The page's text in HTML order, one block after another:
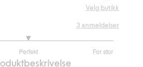
Velg butikk
Perfekt For stor
3 anmeldelser